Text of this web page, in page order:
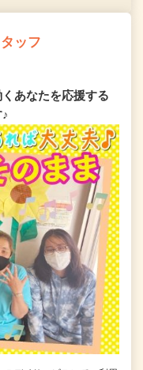
ッフ
あなたを応援する